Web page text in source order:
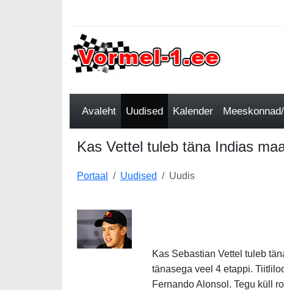
Avaleht Uudised Kalender
Kas Vettel tuleb täna Indias
Portaal Uudised Uudis
Kas Sebastian Vettel tuleb
tänasega veel 4 etappi.
Fernando Alonsol. Tegu küll